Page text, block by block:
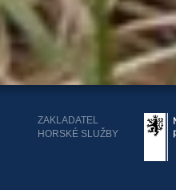
ZAKLADATEL
HORSKÉ SLUŽBY